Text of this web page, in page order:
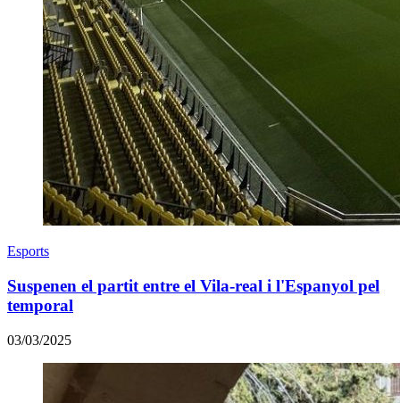
Esports
Suspenen el partit entre el Vila-real i l'Espanyol pel
temporal
03/03/2025